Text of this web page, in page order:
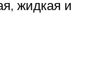
жидкая и